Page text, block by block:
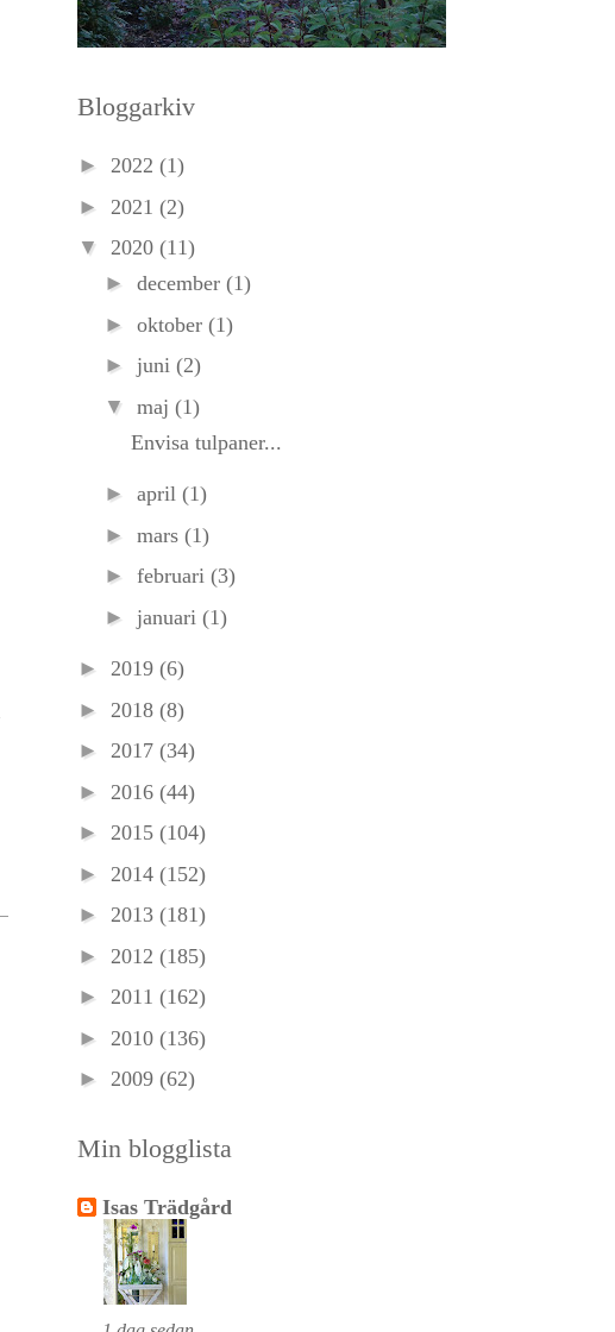
Bloggarkiv
► 2022 (1)
► 2021 (2)
▼ 2020 (11)
► december (1)
► oktober (1)
► juni (2)
▼ maj (1)
Envisa tulpaner...
► april (1)
► mars (1)
► februari (3)
► januari (1)
► 2019 (6)
► 2018 (8)
► 2017 (34)
► 2016 (44)
► 2015 (104)
► 2014 (152)
► 2013 (181)
► 2012 (185)
► 2011 (162)
► 2010 (136)
► 2009 (62)
Min blogglista
Isas Trädgård